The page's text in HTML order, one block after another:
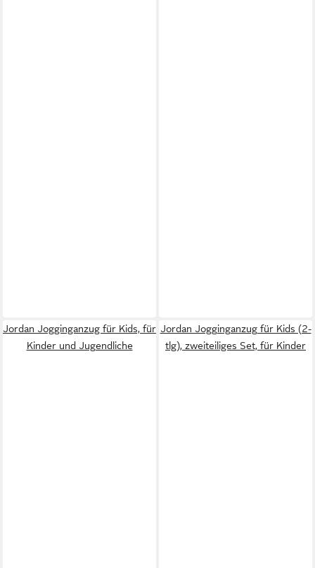
Jordan Jogginganzug für Kids, für
Kinder und Jugendliche
Jordan Jogginganzug für Kids (2-
tlg), zweiteiliges Set, für Kinder